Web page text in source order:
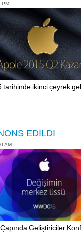
PM
tarihinde ikinci çeyrek
EDILDI
AM
Geliştiriciler